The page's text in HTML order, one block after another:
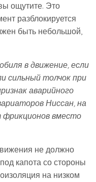
ощутите. Это
разблокируется
быть небольшой,
в движение, если
сильный толчок при
аварийного
Ниссан, на
фрикционов вместо
не должно
капота со стороны
на низком